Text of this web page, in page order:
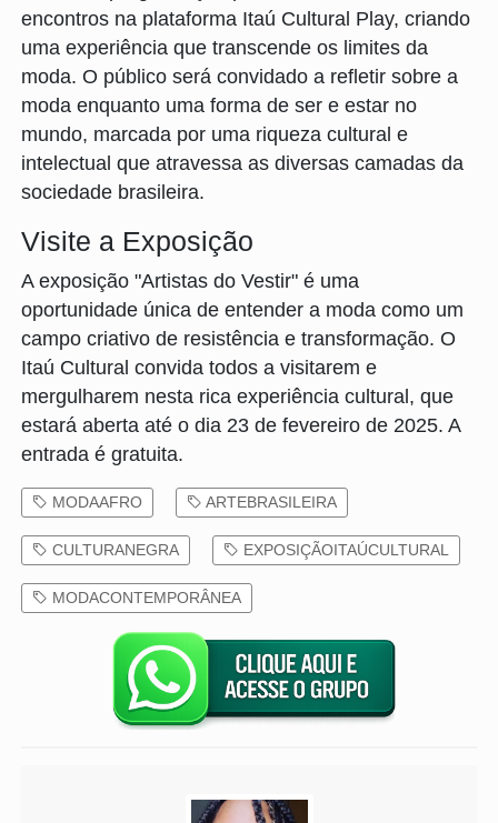
encontros na plataforma Itaú Cultural Play, criando
uma experiência que transcende os limites da
moda. O público será convidado a refletir sobre a
moda enquanto uma forma de ser e estar no
mundo, marcada por uma riqueza cultural e
intelectual que atravessa as diversas camadas da
sociedade brasileira.
Visite a Exposição
A exposição "Artistas do Vestir" é uma
oportunidade única de entender a moda como um
campo criativo de resistência e transformação. O
Itaú Cultural convida todos a visitarem e
mergulharem nesta rica experiência cultural, que
estará aberta até o dia 23 de fevereiro de 2025. A
entrada é gratuita.
MODAAFRO ARTEBRASILEIRA
CULTURANEGRA EXPOSIÇÃOITAÚCULTURAL
MODACONTEMPORÂNEA